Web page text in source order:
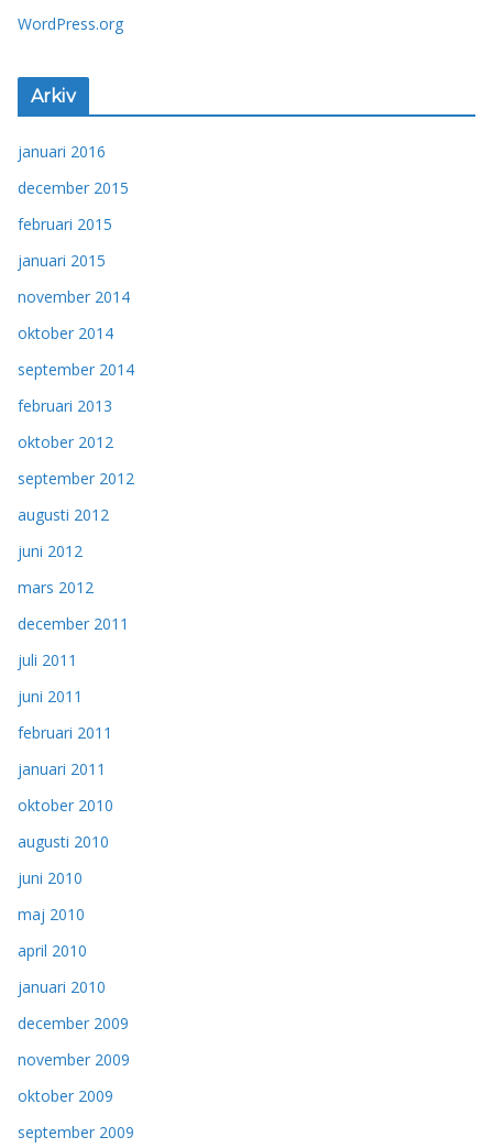
WordPress.org
Arkiv
januari 2016
december 2015
februari 2015
januari 2015
november 2014
oktober 2014
september 2014
februari 2013
oktober 2012
september 2012
augusti 2012
juni 2012
mars 2012
december 2011
juli 2011
juni 2011
februari 2011
januari 2011
oktober 2010
augusti 2010
juni 2010
maj 2010
april 2010
januari 2010
december 2009
november 2009
oktober 2009
september 2009